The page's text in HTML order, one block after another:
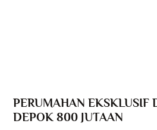
PERUMAHAN EKSKLUSIF
DEPOK 800 JUTAAN